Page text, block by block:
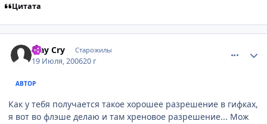
Цитата
May Cry Старожилы
19 Июля, 200620 г
АВТОР
Как у тебя получается такое хорошее разрешение в гифках,
я вот во флэше делаю и там хреновое разрешение... Мож